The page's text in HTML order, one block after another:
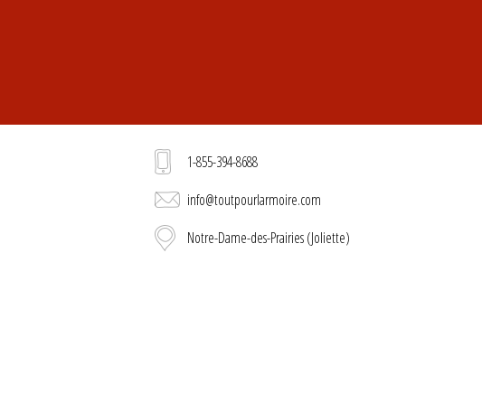
1-855-394-8688
info@toutpourlarmoire.com
Notre-Dame-des-Prairies (Joliette)